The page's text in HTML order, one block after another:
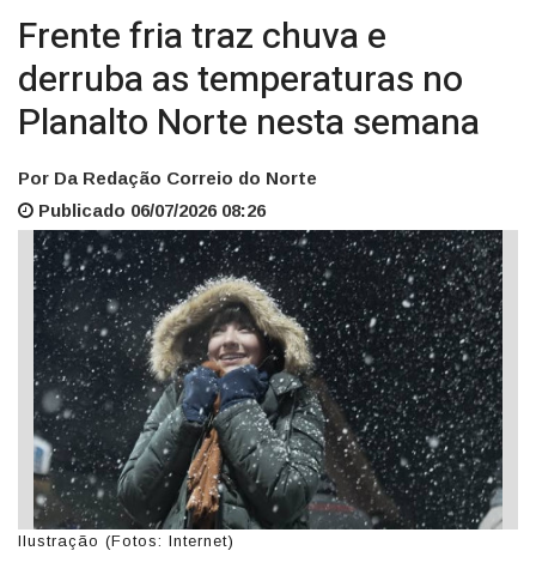
Frente fria traz chuva e
derruba as temperaturas no
Planalto Norte nesta semana
Por Da Redação Correio do Norte
Publicado 06/07/2026 08:26
Ilustração (Fotos: Internet)